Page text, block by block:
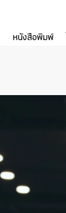
หนังสือพิมพ์